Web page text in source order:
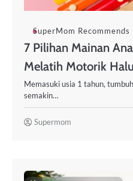
SuperMom Recommends
7 Pilihan Mainan
Melatih Motorik
Memasuki usia 1 tahun,
semakin…
Supermom